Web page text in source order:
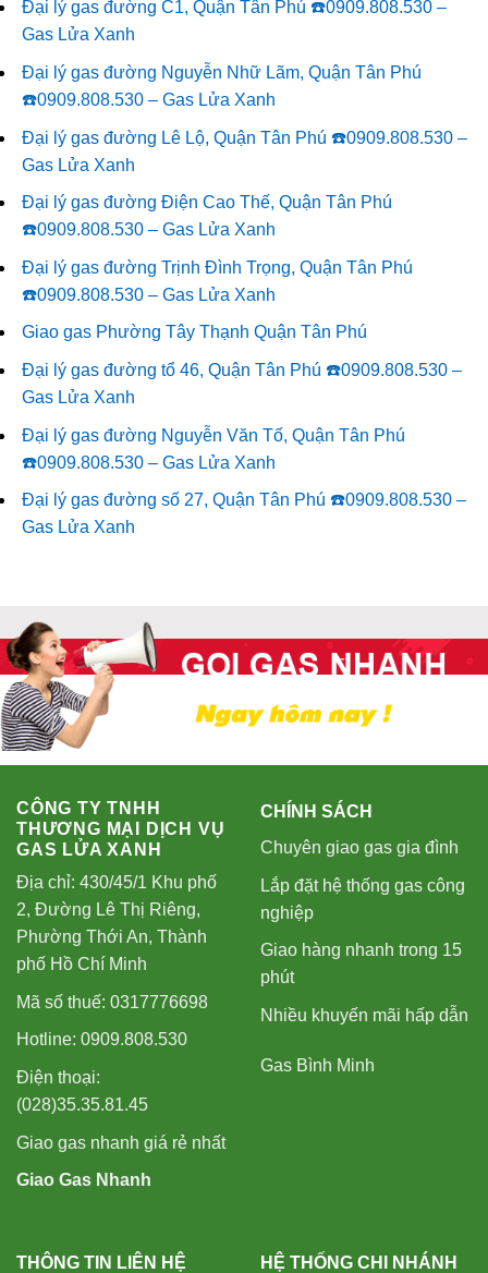
Đại lý gas đường C1, Quận Tân Phú ☎️0909.808.530 –
Gas Lửa Xanh
Đại lý gas đường Nguyễn Nhữ Lãm, Quận Tân Phú
☎️0909.808.530 – Gas Lửa Xanh
Đại lý gas đường Lê Lộ, Quận Tân Phú ☎️0909.808.530 –
Gas Lửa Xanh
Đại lý gas đường Điện Cao Thế, Quận Tân Phú
☎️0909.808.530 – Gas Lửa Xanh
Đại lý gas đường Trịnh Đình Trọng, Quận Tân Phú
☎️0909.808.530 – Gas Lửa Xanh
Giao gas Phường Tây Thạnh Quận Tân Phú
Đại lý gas đường tổ 46, Quận Tân Phú ☎️0909.808.530 –
Gas Lửa Xanh
Đại lý gas đường Nguyễn Văn Tố, Quận Tân Phú
☎️0909.808.530 – Gas Lửa Xanh
Đại lý gas đường số 27, Quận Tân Phú ☎️0909.808.530 –
Gas Lửa Xanh
CÔNG TY TNHH
THƯƠNG MẠI DỊCH VỤ
GAS LỬA XANH
Địa chỉ: 430/45/1 Khu phố
2, Đường Lê Thị Riêng,
Phường Thới An, Thành
phố Hồ Chí Minh
Mã số thuế: 0317776698
Hotline: 0909.808.530
Điện thoại:
(028)35.35.81.45
Giao gas nhanh giá rẻ nhất
Giao Gas Nhanh
CHÍNH SÁCH
Chuyên giao gas gia đình
Lắp đặt hệ thống gas công
nghiệp
Giao hàng nhanh trong 15
phút
Nhiều khuyến mãi hấp dẫn
Gas Bình Minh
THÔNG TIN LIÊN HỆ
HỆ THỐNG CHI NHÁNH